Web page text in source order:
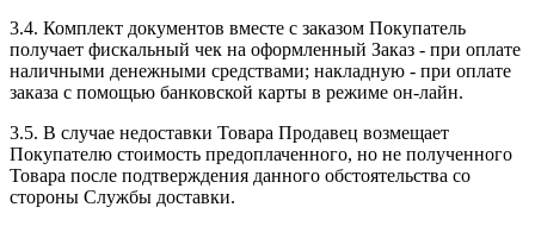
3.4. Комплект документов вместе с заказом Покупатель
получает фискальный чек на оформленный Заказ - при оплате
наличными денежными средствами; накладную - при оплате
заказа с помощью банковской карты в режиме он-лайн.
3.5. В случае недоставки Товара Продавец возмещает
Покупателю стоимость предоплаченного, но не полученного
Товара после подтверждения данного обстоятельства со
стороны Службы доставки.